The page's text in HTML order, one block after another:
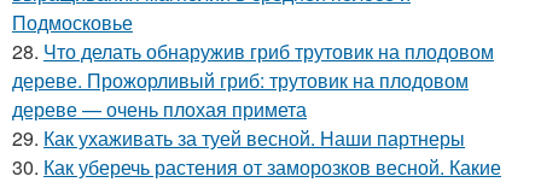
Подмосковье
28. Что делать обнаружив гриб трутовик на плодовом
дереве. Прожорливый гриб: трутовик на плодовом
дереве — очень плохая примета
29. Как ухаживать за туей весной. Наши партнеры
30. Как уберечь растения от заморозков весной. Какие